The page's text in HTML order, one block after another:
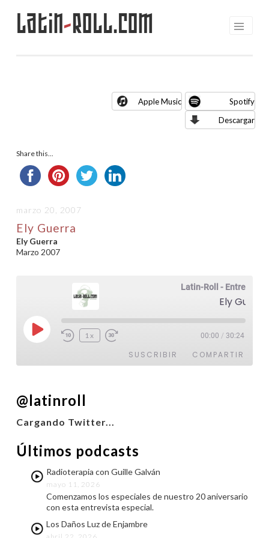
Saltar
Latin-Roll.com
Apple Music
Spotify
Descargar
Share this...
marzo 20, 2007
Ely Guerra
Ely Guerra
Marzo 2007
Latin-Roll - Entrevistas
Ely Guerra
Reproducir
episodio
1x 00:00 / 30:24
SUSCRIBIR COMPARTIR
FEED RSS
@latinroll
Cargando Twitter...
Últimos podcasts
Radioterapia con Guille Galván
mayo 11, 2026
Comenzamos los especiales de nuestro 20 aniversario
con esta entrevista especial.
Los Daños Luz de Enjambre